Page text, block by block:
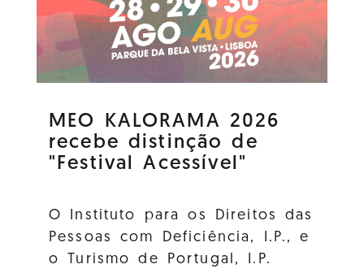
MEO KALORAMA 2026
recebe distinção de
"Festival Acessível"
O Instituto para os Direitos das
Pessoas com Deficiência, I.P., e
o Turismo de Portugal, I.P.